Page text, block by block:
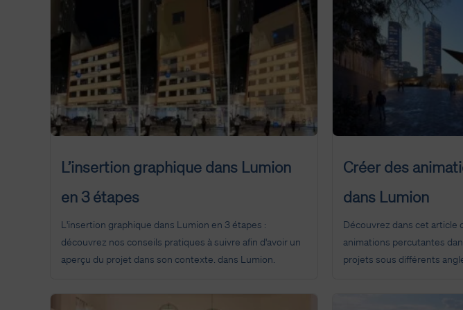
L’insertion graphique dans Lumion
en 3 étapes
L'insertion graphique dans Lumion en 3 étapes :
découvrez nos conseils pratiques à suivre afin d'avoir un
aperçu du projet dans son contexte. dans Lumion.
Créer des
dans Lumion
Découvrez dans cet article
animations percutantes
projets sous différents